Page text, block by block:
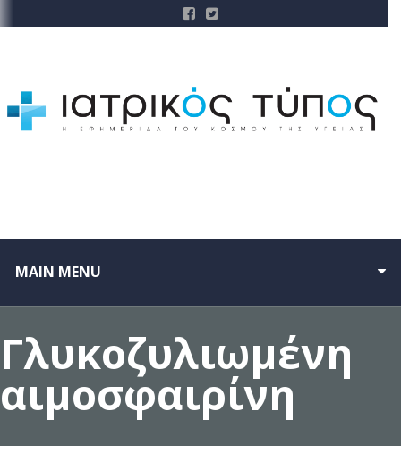
MAIN MENU
Γλυκοζυλιωμένη
αιμοσφαιρίνη